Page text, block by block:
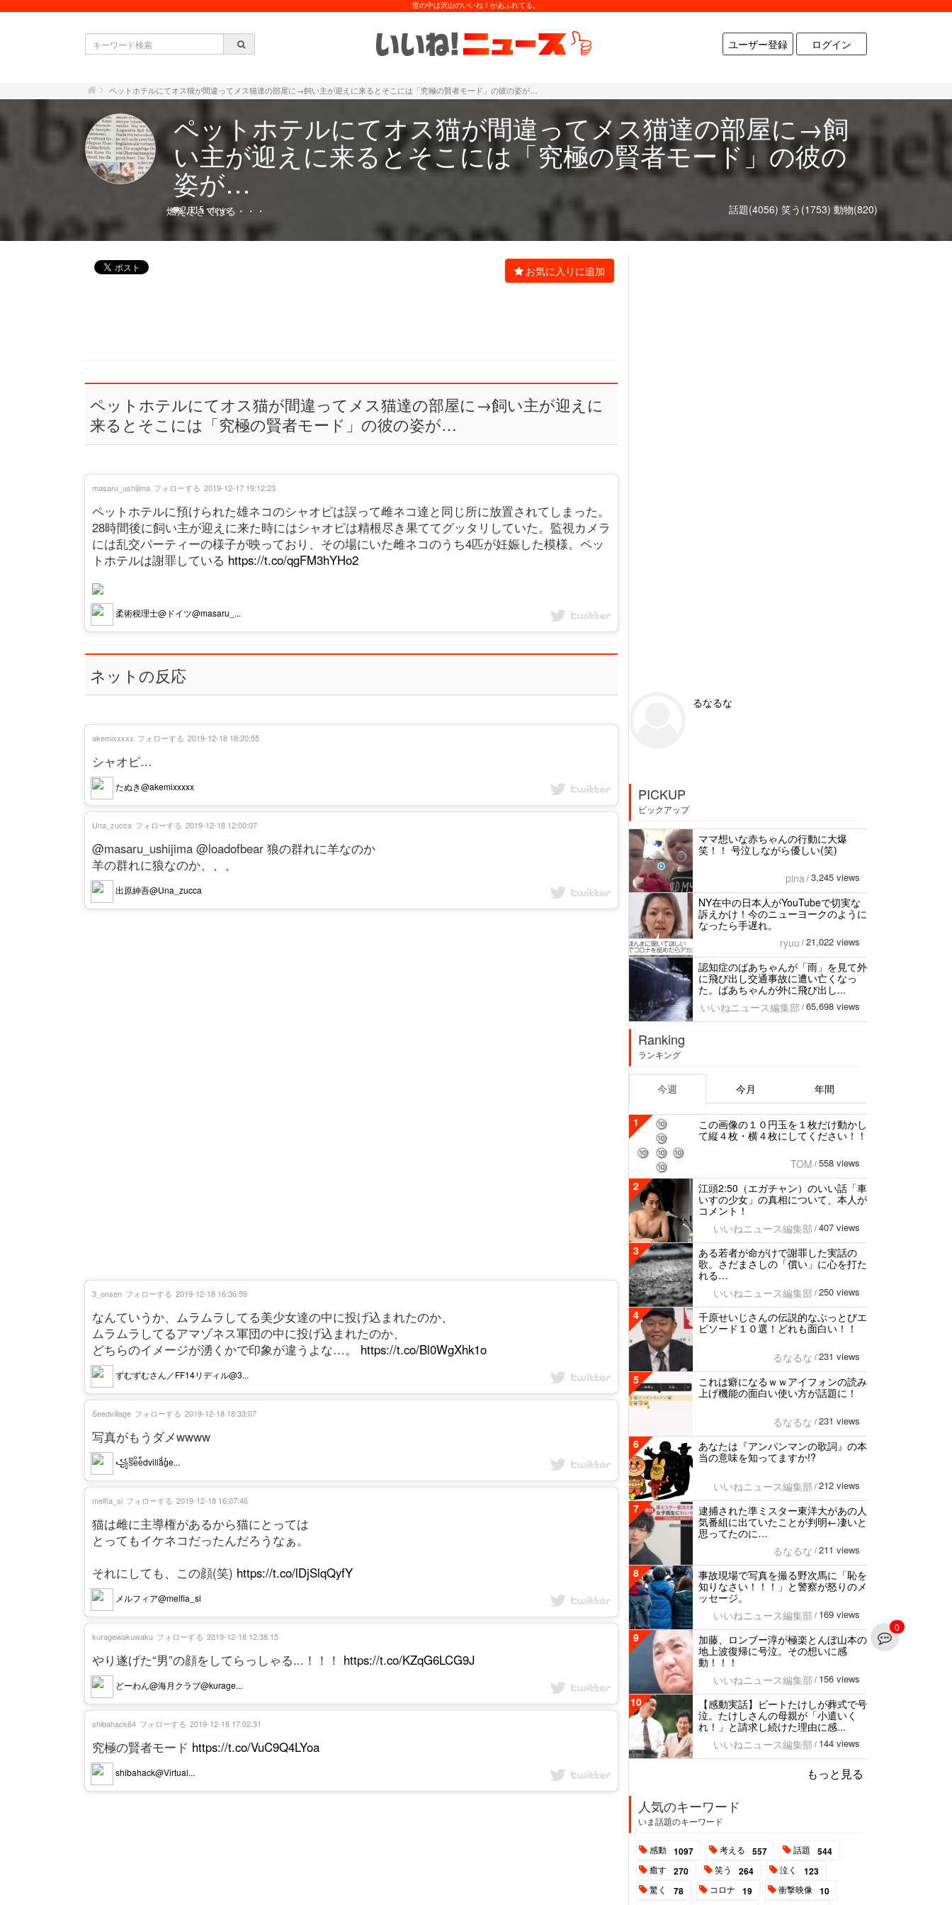
世の中は沢山のいいね！があふれてる。
ユーザー登録 ログイン
ペットホテルにてオス猫が間違ってメス猫達の部屋に→飼い主が迎えに来るとそこには「究極の賢者モード」の彼の姿が…
ペットホテルにてオス猫が間違ってメス猫達の部屋に→飼
い主が迎えに来るとそこには「究極の賢者モード」の彼の
姿が…
燃え尽きてはる・・・ 話題(4056) 笑う(1753) 動物(820)
2,115 views
お気に入りに追加
ペットホテルにてオス猫が間違ってメス猫達の部屋に→飼い主が迎えに
来るとそこには「究極の賢者モード」の彼の姿が…
ペットホテルに預けられた雄ネコのシャオピは誤って雌ネコ達と同じ所に放置されてしまった。
28時間後に飼い主が迎えに来た時にはシャオピは精根尽き果ててグッタリしていた。監視カメラ
には乱交パーティーの様子が映っており、その場にいた雌ネコのうち4匹が妊娠した模様。ペッ
トホテルは謝罪している https://t.co/qgFM3hYHo2
柔術税理士@ドイツ@masaru_...
masaru_ushijima フォローする 2019-12-17 19:12:23
ネットの反応
シャオピ…
たぬき@akemixxxxx
akemixxxxx フォローする 2019-12-18 18:20:55
@masaru_ushijima @loadofbear 狼の群れに羊なのか
羊の群れに狼なのか、、、
出原紳吾@Una_zucca
Una_zucca フォローする 2019-12-18 12:00:07
なんていうか、ムラムラしてる美少女達の中に投げ込まれたのか、
ムラムラしてるアマゾネス軍団の中に投げ込まれたのか、
どちらのイメージが湧くかで印象が違うよな…。 https://t.co/Bl0WgXhk1o
ずむずむさん／FF14リディル@3...
3_onsen フォローする 2019-12-18 16:36:59
写真がもうダメwwww
꧁sͫeͦeͤdvillaͩgͬe...
Seedvillage フォローする 2019-12-18 18:33:07
猫は雌に主導権があるから猫にとっては
とってもイケネコだったんだろうなぁ。
それにしても、この顔(笑) https://t.co/lDjSlqQyfY
メルフィア@melfia_sl
melfia_sl フォローする 2019-12-18 16:07:46
やり遂げた“男”の顔をしてらっしゃる...！！！ https://t.co/KZqG6LCG9J
どーわん@海月クラブ@kurage...
kuragewakuwaku フォローする 2019-12-18 12:38:15
究極の賢者モード https://t.co/VuC9Q4LYoa
shibahack@Virtual...
shibahack64 フォローする 2019-12-18 17:02:31
0
るなるな
PICKUP
ピックアップ
ママ想いな赤ちゃんの行動に大爆
笑！！ 号泣しながら優しい(笑)
pina / 3,245 views
NY在中の日本人がYouTubeで切実な
訴えかけ！今のニューヨークのように
なったら手遅れ。
ryuu / 21,022 views
認知症のばあちゃんが「雨」を見て外
に飛び出し交通事故に遭い亡くなっ
た。ばあちゃんが外に飛び出し...
いいねニュース編集部 / 65,698 views
Ranking
ランキング
今週 今月 年間
1
この画像の１０円玉を１枚だけ動かし
て縦４枚・横４枚にしてください！！
TOM / 558 views
2
江頭2:50（エガチャン）のいい話「車
いすの少女」の真相について、本人が
コメント！
いいねニュース編集部 / 407 views
3
ある若者が命がけで謝罪した実話の
歌。さだまさしの「償い」に心を打た
れる…
いいねニュース編集部 / 250 views
4
千原せいじさんの伝説的なぶっとびエ
ピソード１０選！どれも面白い！！
るなるな / 231 views
5
これは癖になるｗｗアイフォンの読み
上げ機能の面白い使い方が話題に！
るなるな / 231 views
6
あなたは『アンパンマンの歌詞』の本
当の意味を知ってますか!?
いいねニュース編集部 / 212 views
7
逮捕された準ミスター東洋大があの人
気番組に出ていたことが判明←凄いと
思ってたのに…
るなるな / 211 views
8
事故現場で写真を撮る野次馬に「恥を
知りなさい！！！」と警察が怒りのメ
ッセージ。
いいねニュース編集部 / 169 views
9
加藤、ロンブー淳が極楽とんぼ山本の
地上波復帰に号泣。その想いに感
動！！！
いいねニュース編集部 / 156 views
10
【感動実話】ビートたけしが葬式で号
泣。たけしさんの母親が「小遣いく
れ！」と請求し続けた理由に感...
いいねニュース編集部 / 144 views
もっと見る
人気のキーワード
いま話題のキーワード
感動 1097 考える 557 話題 544
癒す 270 笑う 264 泣く 123
驚く 78 コロナ 19 衝撃映像 10